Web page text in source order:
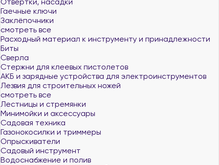
Гаечные ключи
Заклёпочники
смотреть все
Расходный материал к инструменту и принадлежности
Биты
Сверла
Стержни для клеевых пистолетов
АКБ и зарядные устройства для электроинструментов
Лезвия для строительных ножей
смотреть все
Лестницы и стремянки
Минимойки и аксессуары
Садовая техника
Газонокосилки и триммеры
Опрыскиватели
Садовый инструмент
Водоснабжение и полив